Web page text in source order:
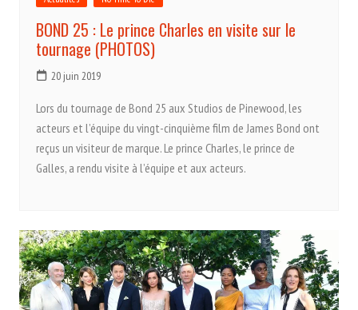
BOND 25 : Le prince Charles en visite sur le
tournage (PHOTOS)
20 juin 2019
Lors du tournage de Bond 25 aux Studios de Pinewood, les
acteurs et l’équipe du vingt-cinquième film de James Bond ont
reçus un visiteur de marque. Le prince Charles, le prince de
Galles, a rendu visite à l’équipe et aux acteurs.